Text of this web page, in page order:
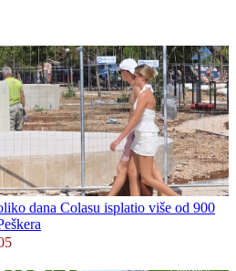
dana Colasu isplatio više od 900